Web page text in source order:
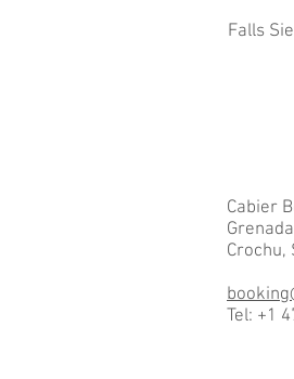
Falls
Cabier
Crochu,
Tel: +1